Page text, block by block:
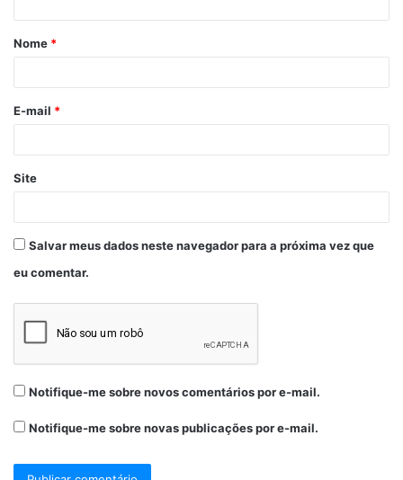
Nome *
E-mail *
Site
Salvar meus dados neste navegador para a próxima vez que
eu comentar.
Notifique-me sobre novos comentários por e-mail.
Notifique-me sobre novas publicações por e-mail.